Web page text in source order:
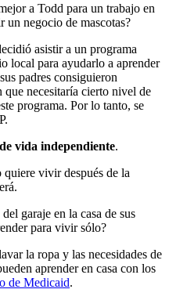
a Todd para un trabajo en
un negocio de mascotas?
asistir a un programa
local para ayudarlo a aprender
padres consiguieron
necesitaría cierto nivel de
programa. Por lo tanto, se
vida independiente.
quiere vivir después de la
garaje en la casa de sus
para vivir sólo?
la ropa y las necesidades de
aprender en casa con los
de Medicaid.